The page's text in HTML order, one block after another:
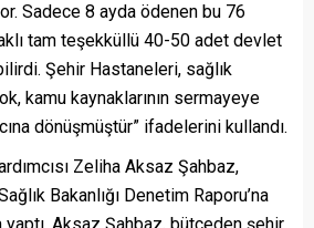
Sadece 8 ayda ödenen bu 76
tam teşekküllü 40-50 adet devlet
Şehir Hastaneleri, sağlık
kamu kaynaklarının sermayeye
dönüşmüştür” ifadelerini kullandı.
Zeliha Aksaz Şahbaz,
Bakanlığı Denetim Raporu’na